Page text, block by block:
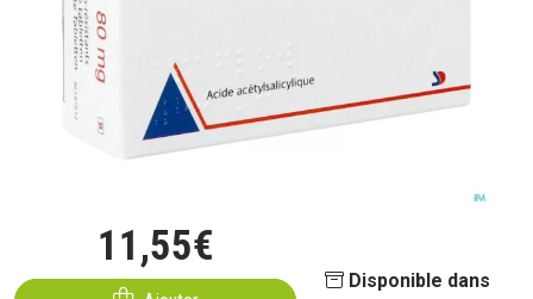
11,55€
Disponible dans